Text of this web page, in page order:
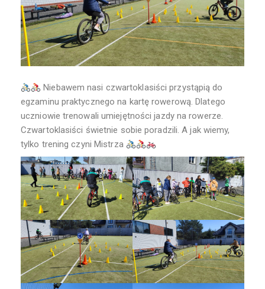
Niebawem nasi czwartoklasiści przystąpią do
egzaminu praktycznego na kartę rowerową. Dlatego
uczniowie trenowali umiejętności jazdy na rowerze.
Czwartoklasiści świetnie sobie poradzili. A jak wiemy,
tylko trening czyni Mistrza